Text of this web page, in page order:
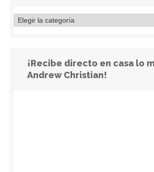
¡Recibe directo en casa lo
Andrew Christian!